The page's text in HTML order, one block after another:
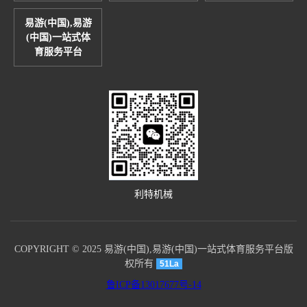
易游(中国),易游
(中国)一站式体
育服务平台
利特机械
COPYRIGHT © 2025 易游(中国),易游(中国)一站式体育服务平台版
权所有
51La
鲁ICP备13017677号-14